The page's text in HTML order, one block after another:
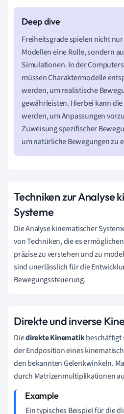
Freiheitsgrade spielen nicht
Modellen eine Rolle, sondern
Simulationen. In der
müssen Charaktermodelle
werden, um realistische
gewährleisten. Hierbei kann
werden, um Anpassungen
Zuweisung spezifischer
um natürliche Bewegungen zu
Techniken zur Analyse
Systeme
Die Analyse kinematischer
von Techniken, die es
präzise zu verstehen und zu
sind unerlässlich für die
Bewegungssteuerung.
Direkte und inverse
Diedirekte Kinematikbeschäftigt
der Endposition eines
den bekannten Gelenkwinkeln.
durch Matrizenmultiplikationen
Ein typisches Beispiel für die